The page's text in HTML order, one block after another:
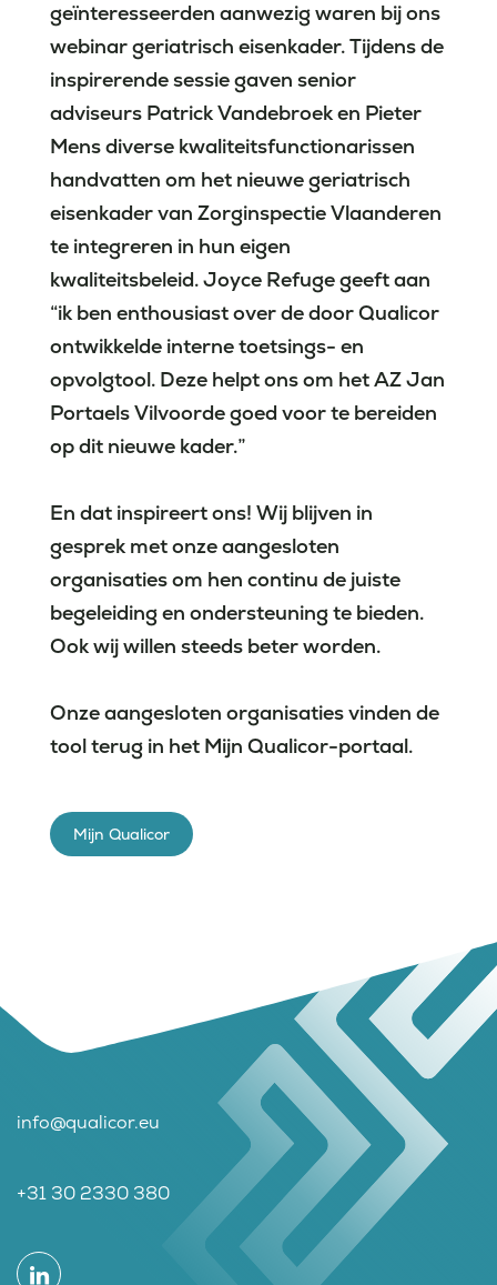
Inlogportalen
geïnteresseerden aanwezig waren bij ons
webinar geriatrisch eisenkader. Tijdens de
inspirerende sessie gaven senior
adviseurs Patrick Vandebroeken Pieter
Mensdiverse kwaliteitsfunctionarissen
handvatten om het nieuwe geriatrisch
eisenkader van Zorginspectie Vlaanderen
te integreren in hun eigen
kwaliteitsbeleid.Joyce Refugegeeft aan
“ik ben enthousiast over de door Qualicor
ontwikkelde interne toetsings- en
opvolgtool. Deze helpt ons om hetAZ Jan
Portaels Vilvoordegoed voor te bereiden
op dit nieuwe kader.”
En dat inspireert ons! Wij blijven in
gesprek met onze aangesloten
organisaties om hen continu de juiste
begeleiding en ondersteuning te bieden.
Ook wij willen steeds beter worden.
Onze aangesloten organisaties vinden de
tool terug in het Mijn Qualicor-portaal.
Mijn Qualicor
info@qualicor.eu
+31 30 2330 380